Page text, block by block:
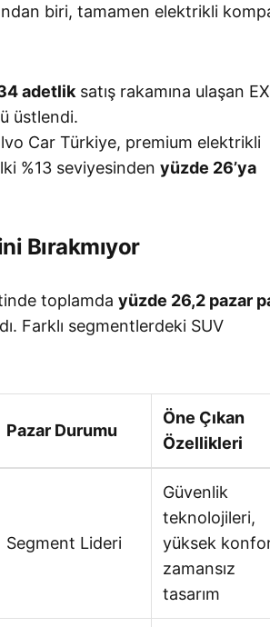
biri, tamamen elektrikli
adetlik satış rakamına ulaşan
üstlendi.
Car Türkiye, premium elektrikli
%13 seviyesinden yüzde 26’ya
Bırakmıyor
toplamda yüzde 26,2 pazar
. Farklı segmentlerdeki SUV
Pazar Durumu
Öne Çıkan
Özellikleri
Segment Lideri
Güvenlik
teknolojileri,
yüksek
zamansız
tasarım